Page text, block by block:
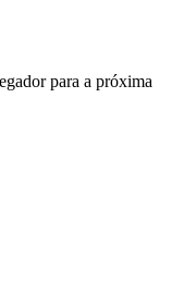
para a próxima